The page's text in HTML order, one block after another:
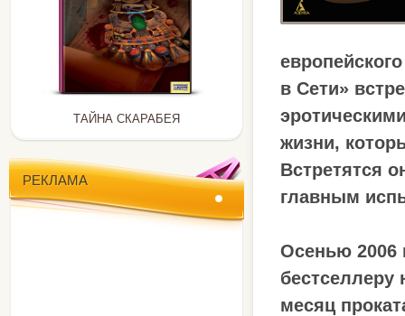
в Сети»
жизни,
Встретятся
главным
Осенью 2006
месяц
ТАЙНА СКАРАБЕЯ
РЕКЛАМА